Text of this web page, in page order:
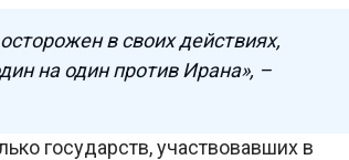
в своих действиях,
на один против Ирана», –
государств, участвовавших в